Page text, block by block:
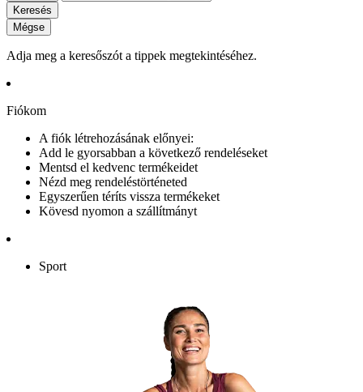
Keresés
Mégse
Adja meg a keresőszót a tippek megtekintéséhez.
Fiókom
A fiók létrehozásának előnyei:
Add le gyorsabban a következő rendeléseket
Mentsd el kedvenc termékeidet
Nézd meg rendeléstörténeted
Egyszerűen téríts vissza termékeket
Kövesd nyomon a szállítmányt
Sport